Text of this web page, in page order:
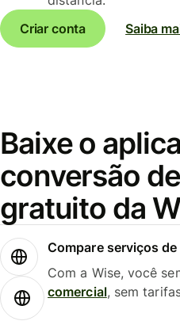
Criar conta
Saiba
Baixe o
conversão
gratuito da
Compare serviços
Com a Wise, você
comercial, sem